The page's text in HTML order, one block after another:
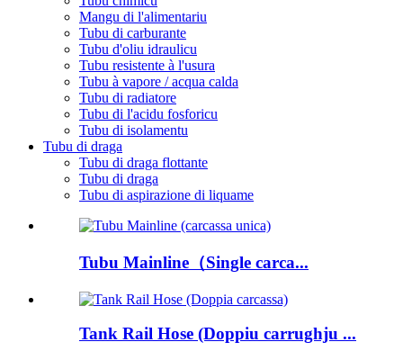
Mangu di l'alimentariu
Tubu di carburante
Tubu d'oliu idraulicu
Tubu resistente à l'usura
Tubu à vapore / acqua calda
Tubu di radiatore
Tubu di l'acidu fosforicu
Tubu di isolamentu
Tubu di draga
Tubu di draga flottante
Tubu di draga
Tubu di aspirazione di liquame
Tubu Mainline（Single carca...
Tank Rail Hose (Doppiu carrughju ...